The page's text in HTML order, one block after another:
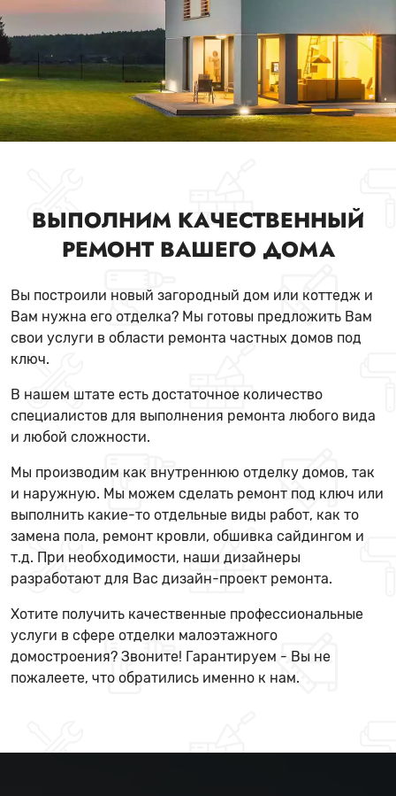
ВЫПОЛНИМ КАЧЕСТВЕННЫЙ
РЕМОНТ ВАШЕГО ДОМА
Вы построили новый загородный дом или коттедж и
Вам нужна его отделка? Мы готовы предложить Вам
свои услуги в области ремонта частных домов под
ключ.
В нашем штате есть достаточное количество
специалистов для выполнения ремонта любого вида
и любой сложности.
Мы производим как внутреннюю отделку домов, так
и наружную. Мы можем сделать ремонт под ключ или
выполнить какие-то отдельные виды работ, как то
замена пола, ремонт кровли, обшивка сайдингом и
т.д. При необходимости, наши дизайнеры
разработают для Вас дизайн-проект ремонта.
Хотите получить качественные профессиональные
услуги в сфере отделки малоэтажного
домостроения? Звоните! Гарантируем - Вы не
пожалеете, что обратились именно к нам.